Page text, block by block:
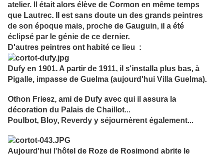
atelier. Il était alors élève de Cormon en même temps
que Lautrec. Il est sans doute un des grands peintres
de son époque mais, proche de Gauguin, il a été
éclipsé par le génie de ce dernier.
D'autres peintres ont habité ce lieu :
Dufy en 1901. A partir de 1911, il s'installa plus bas, à
Pigalle, impasse de Guelma (aujourd'hui Villa Guelma).
Othon Friesz, ami de Dufy avec qui il assura la
décoration du Palais de Chaillot...
Poulbot, Bloy, Reverdy y séjournèrent également...
Aujourd'hui l'hôtel de Roze de Rosimond abrite le